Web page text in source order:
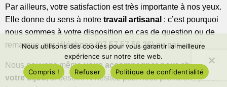
Par ailleurs, votre satisfaction est très importante à nos yeux.
Elle donne du sens à notre travail artisanal : c’est pourquoi
nous sommes à votre disposition en cas de question ou de
remarque, par téléphone (07.57.57.56.26) ou paremail.
Nous pouvons mêmevous accompagner pour choisir
votre bijou, si besoin. N’hésitez pas, nous prendrons plaisir
Nous utilisons des cookies pour vous garantir la meilleure
expérience sur notre site web.
Compris !
Refuser Politique de confidentialité